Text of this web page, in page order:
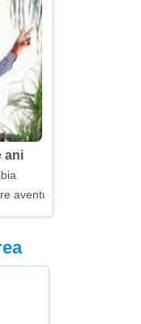
ani
aventură a noastră